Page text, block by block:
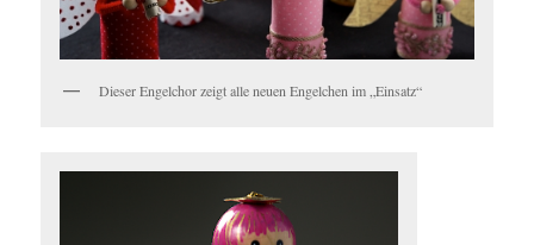
Dieser Engelchor zeigt alle neuen Engelchen im „Einsatz“